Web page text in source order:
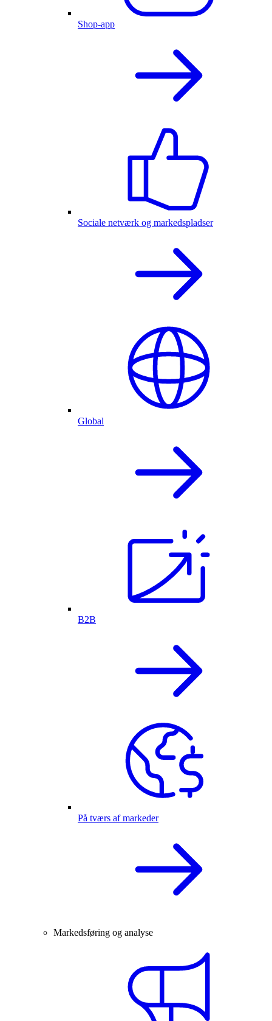
Shop-app
Sociale netværk og markedspladser
Global
B2B
På tværs af markeder
Markedsføring og analyse